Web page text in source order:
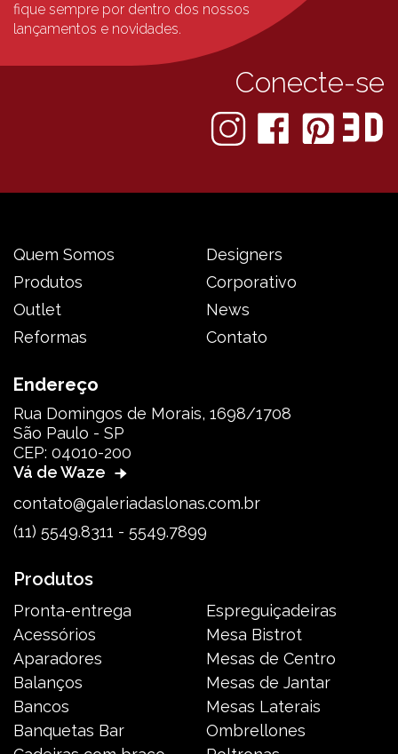
fique sempre por dentro dos nossos
lançamentos e novidades.
Conecte-se
Quem Somos
Produtos
Outlet
Reformas
Designers
Corporativo
News
Contato
Endereço
Rua Domingos de Morais, 1698/1708
São Paulo - SP
CEP: 04010-200
Vá de Waze
contato@galeriadaslonas.com.br
(11) 5549.8311 - 5549.7899
Produtos
Pronta-entrega
Acessórios
Aparadores
Balanços
Bancos
Banquetas Bar
Espreguiçadeiras
Mesa Bistrot
Mesas de Centro
Mesas de Jantar
Mesas Laterais
Ombrellones